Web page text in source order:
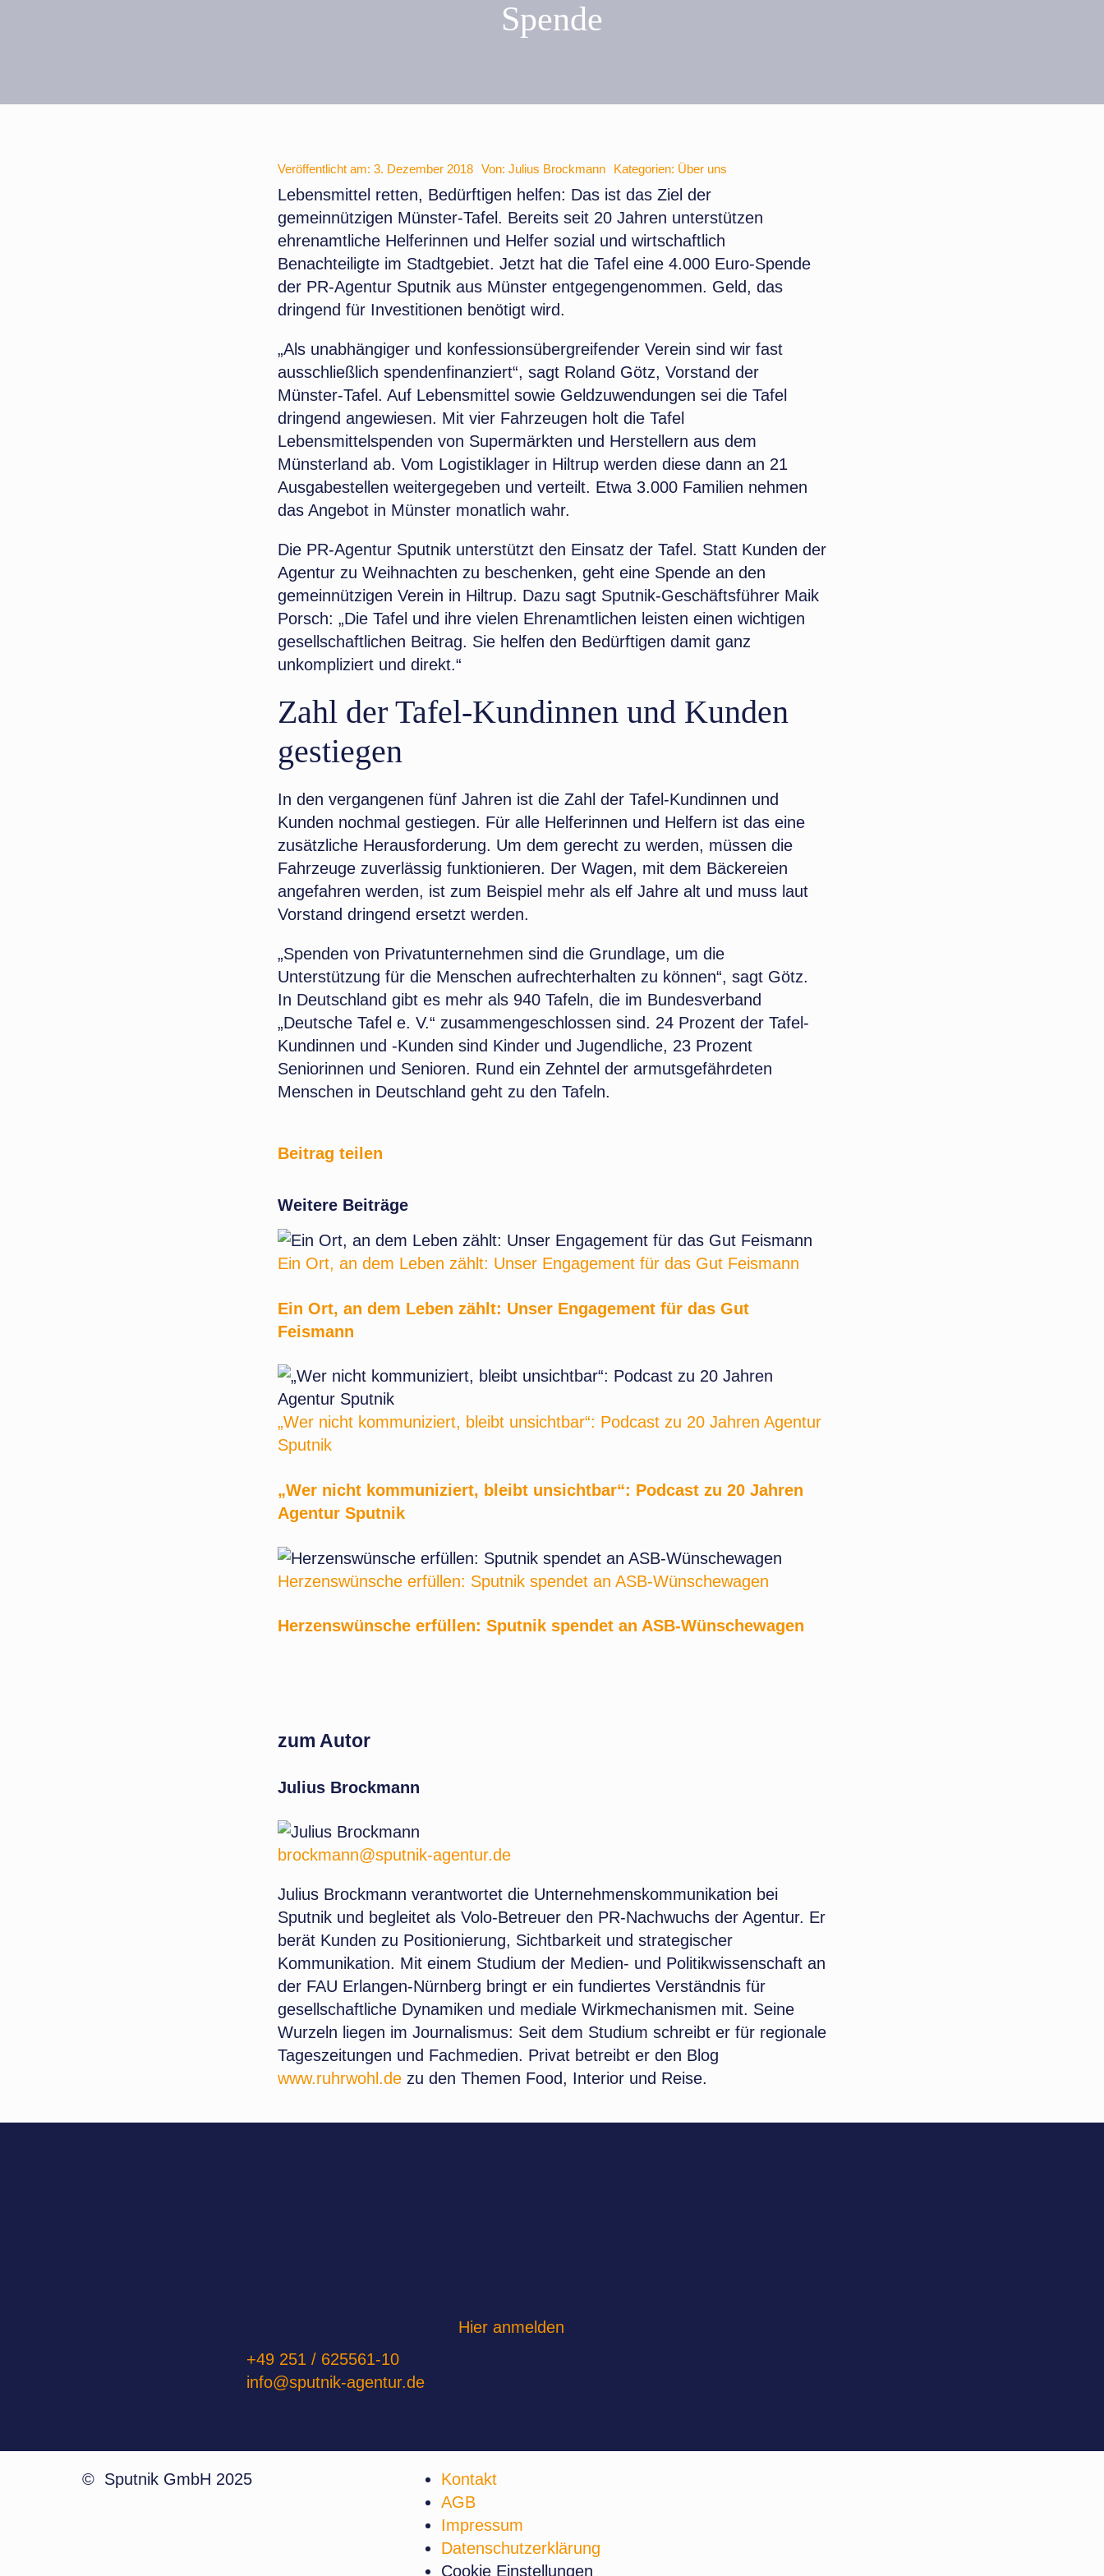
Spende
Veröffentlicht am: 3. Dezember 2018 Von: Julius Brockmann Kategorien: Über uns
Lebensmittel retten, Bedürftigen helfen: Das ist das Ziel der
gemeinnützigen Münster-Tafel. Bereits seit 20 Jahren unterstützen
ehrenamtliche Helferinnen und Helfer sozial und wirtschaftlich
Benachteiligte im Stadtgebiet. Jetzt hat die Tafel eine 4.000 Euro-Spende
der PR-Agentur Sputnik aus Münster entgegengenommen. Geld, das
dringend für Investitionen benötigt wird.
„Als unabhängiger und konfessionsübergreifender Verein sind wir fast
ausschließlich spendenfinanziert“, sagt Roland Götz, Vorstand der
Münster-Tafel. Auf Lebensmittel sowie Geldzuwendungen sei die Tafel
dringend angewiesen. Mit vier Fahrzeugen holt die Tafel
Lebensmittelspenden von Supermärkten und Herstellern aus dem
Münsterland ab. Vom Logistiklager in Hiltrup werden diese dann an 21
Ausgabestellen weitergegeben und verteilt. Etwa 3.000 Familien nehmen
das Angebot in Münster monatlich wahr.
Die PR-Agentur Sputnik unterstützt den Einsatz der Tafel. Statt Kunden der
Agentur zu Weihnachten zu beschenken, geht eine Spende an den
gemeinnützigen Verein in Hiltrup. Dazu sagt Sputnik-Geschäftsführer Maik
Porsch: „Die Tafel und ihre vielen Ehrenamtlichen leisten einen wichtigen
gesellschaftlichen Beitrag. Sie helfen den Bedürftigen damit ganz
unkompliziert und direkt.“
Zahl der Tafel-Kundinnen und Kunden
gestiegen
In den vergangenen fünf Jahren ist die Zahl der Tafel-Kundinnen und
Kunden nochmal gestiegen. Für alle Helferinnen und Helfern ist das eine
zusätzliche Herausforderung. Um dem gerecht zu werden, müssen die
Fahrzeuge zuverlässig funktionieren. Der Wagen, mit dem Bäckereien
angefahren werden, ist zum Beispiel mehr als elf Jahre alt und muss laut
Vorstand dringend ersetzt werden.
„Spenden von Privatunternehmen sind die Grundlage, um die
Unterstützung für die Menschen aufrechterhalten zu können“, sagt Götz.
In Deutschland gibt es mehr als 940 Tafeln, die im Bundesverband
„Deutsche Tafel e. V.“ zusammengeschlossen sind. 24 Prozent der Tafel-
Kundinnen und -Kunden sind Kinder und Jugendliche, 23 Prozent
Seniorinnen und Senioren. Rund ein Zehntel der armutsgefährdeten
Menschen in Deutschland geht zu den Tafeln.
Beitrag teilen
Weitere Beiträge
Ein Ort, an dem Leben zählt: Unser Engagement für das Gut Feismann
Ein Ort, an dem Leben zählt: Unser Engagement für das Gut
Feismann
„Wer nicht kommuniziert, bleibt unsichtbar“: Podcast zu 20 Jahren Agentur
Sputnik
„Wer nicht kommuniziert, bleibt unsichtbar“: Podcast zu 20 Jahren
Agentur Sputnik
Herzenswünsche erfüllen: Sputnik spendet an ASB-Wünschewagen
Herzenswünsche erfüllen: Sputnik spendet an ASB-Wünschewagen
zum Autor
Julius Brockmann
brockmann@sputnik-agentur.de
Julius Brockmann verantwortet die Unternehmenskommunikation bei
Sputnik und begleitet als Volo-Betreuer den PR-Nachwuchs der Agentur. Er
berät Kunden zu Positionierung, Sichtbarkeit und strategischer
Kommunikation. Mit einem Studium der Medien- und Politikwissenschaft an
der FAU Erlangen-Nürnberg bringt er ein fundiertes Verständnis für
gesellschaftliche Dynamiken und mediale Wirkmechanismen mit. Seine
Wurzeln liegen im Journalismus: Seit dem Studium schreibt er für regionale
Tageszeitungen und Fachmedien. Privat betreibt er den Blog
www.ruhrwohl.dezu den Themen Food, Interior und Reise.
+49 251 / 625561-10
info@sputnik-agentur.de
Hier anmelden
© Sputnik GmbH 2025
Kontakt
AGB
Impressum
Datenschutzerklärung
Cookie Einstellungen